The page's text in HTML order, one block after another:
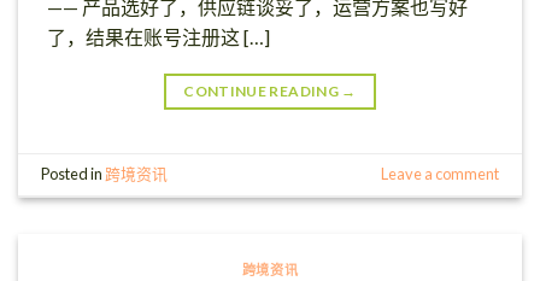
—— 产品选好了，供应链谈妥了，运营方案也写好
了，结果在账号注册这 […]
CONTINUE READING →
Posted in 跨境资讯 Leave a comment
跨境资讯